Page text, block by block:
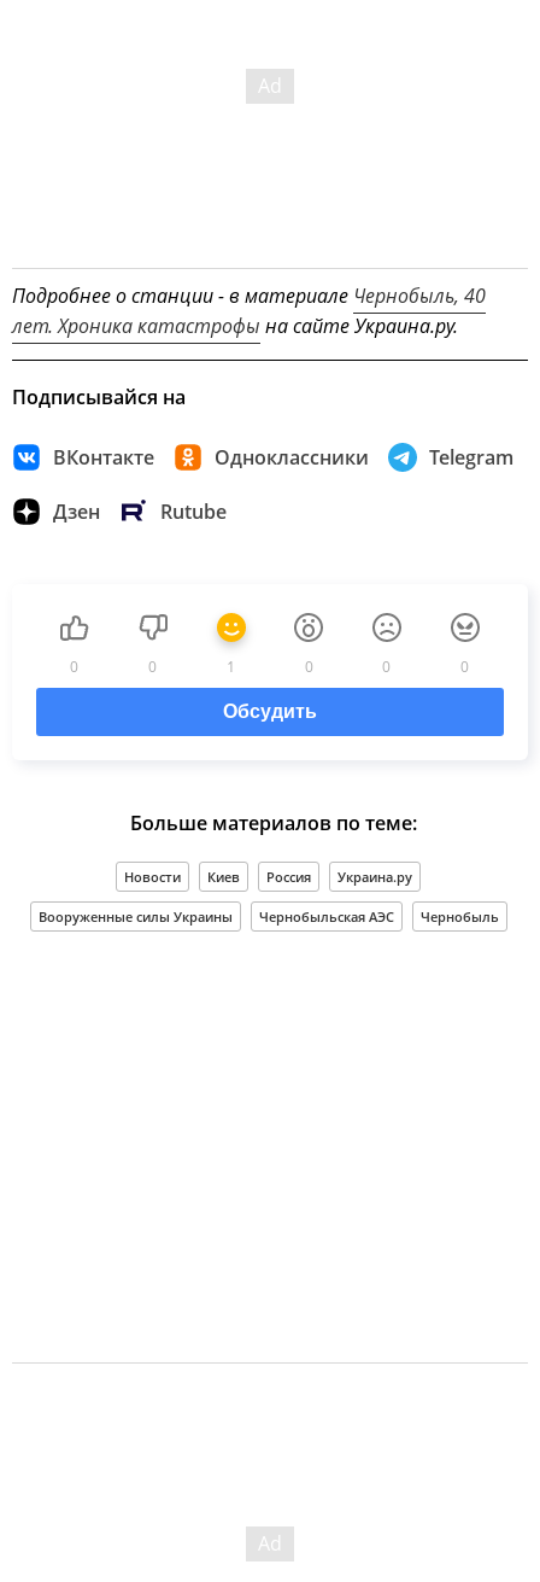
Подробнее о станции - в материале Чернобыль, 40
лет. Хроника катастрофы на сайте Украина.ру.
Подписывайся на
ВКонтакте Одноклассники Telegram
Дзен Rutube
0 0 1 0 0 0
Обсудить
Больше материалов по теме:
Новости Киев Россия Украина.ру
Вооруженные силы Украины Чернобыльская АЭС Чернобыль